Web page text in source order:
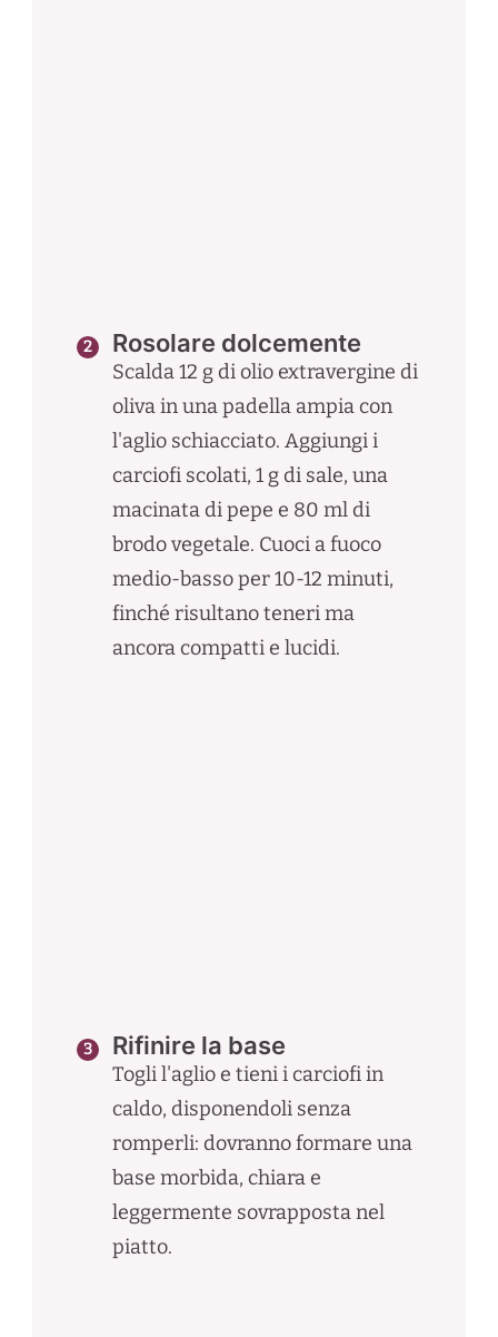
Rosolare dolcemente
Scalda 12 g di olio extravergine di
oliva in una padella ampia con
l'aglio schiacciato. Aggiungi i
carciofi scolati, 1 g di sale, una
macinata di pepe e 80 ml di
brodo vegetale. Cuoci a fuoco
medio-basso per 10-12 minuti,
finché risultano teneri ma
ancora compatti e lucidi.
Rifinire la base
Togli l'aglio e tieni i carciofi in
caldo, disponendoli senza
romperli: dovranno formare una
base morbida, chiara e
leggermente sovrapposta nel
piatto.